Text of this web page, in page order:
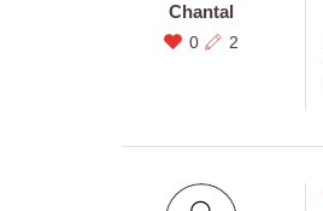
Chantal
0 2